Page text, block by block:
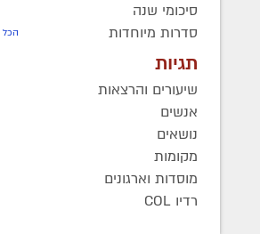
סיכומי שנה
סדרות מיוחדות
הכל
תגיות
שיעורים והרצאות
אנשים
נושאים
מקומות
מוסדות וארגונים
רדיו COL